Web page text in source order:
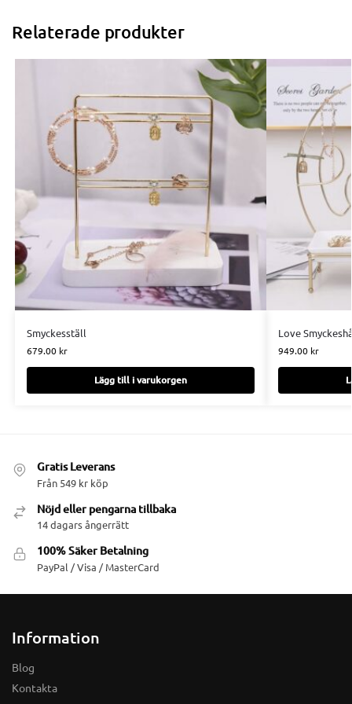
Relaterade produkter
Smyckesställ
679.00 kr
Lägg till i varukorgen
Love
949.00 kr
Gratis Leverans
Från 549 kr köp
Nöjd eller pengarna tillbaka
14 dagars ångerrätt
100% Säker Betalning
PayPal / Visa / MasterCard
Information
Blog
Kontakta